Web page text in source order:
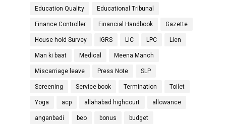
Education Quality Educational Tribunal
Finance Controller Financial Handbook Gazette
House hold Survey IGRS LIC LPC Lien
Man ki baat Medical Meena Manch
Miscarriage leave Press Note SLP
Screening Service book Termination Toilet
Yoga acp allahabad highcourt allowance
anganbadi beo bonus budget